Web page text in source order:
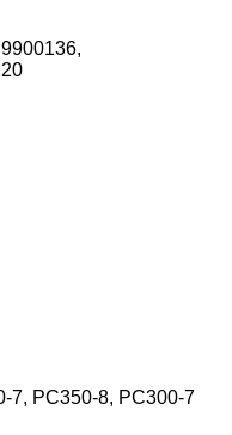
7, PC350-8, PC300-7